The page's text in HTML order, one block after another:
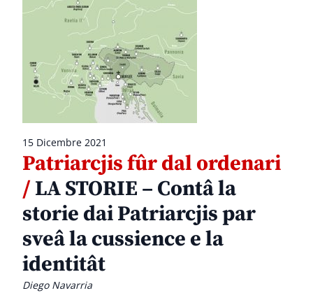
15 Dicembre 2021
Patriarcjis fûr dal ordenari
/LA STORIE – Contâ la
storie dai Patriarcjis par
sveâ la cussience e la
identitât
Diego Navarria